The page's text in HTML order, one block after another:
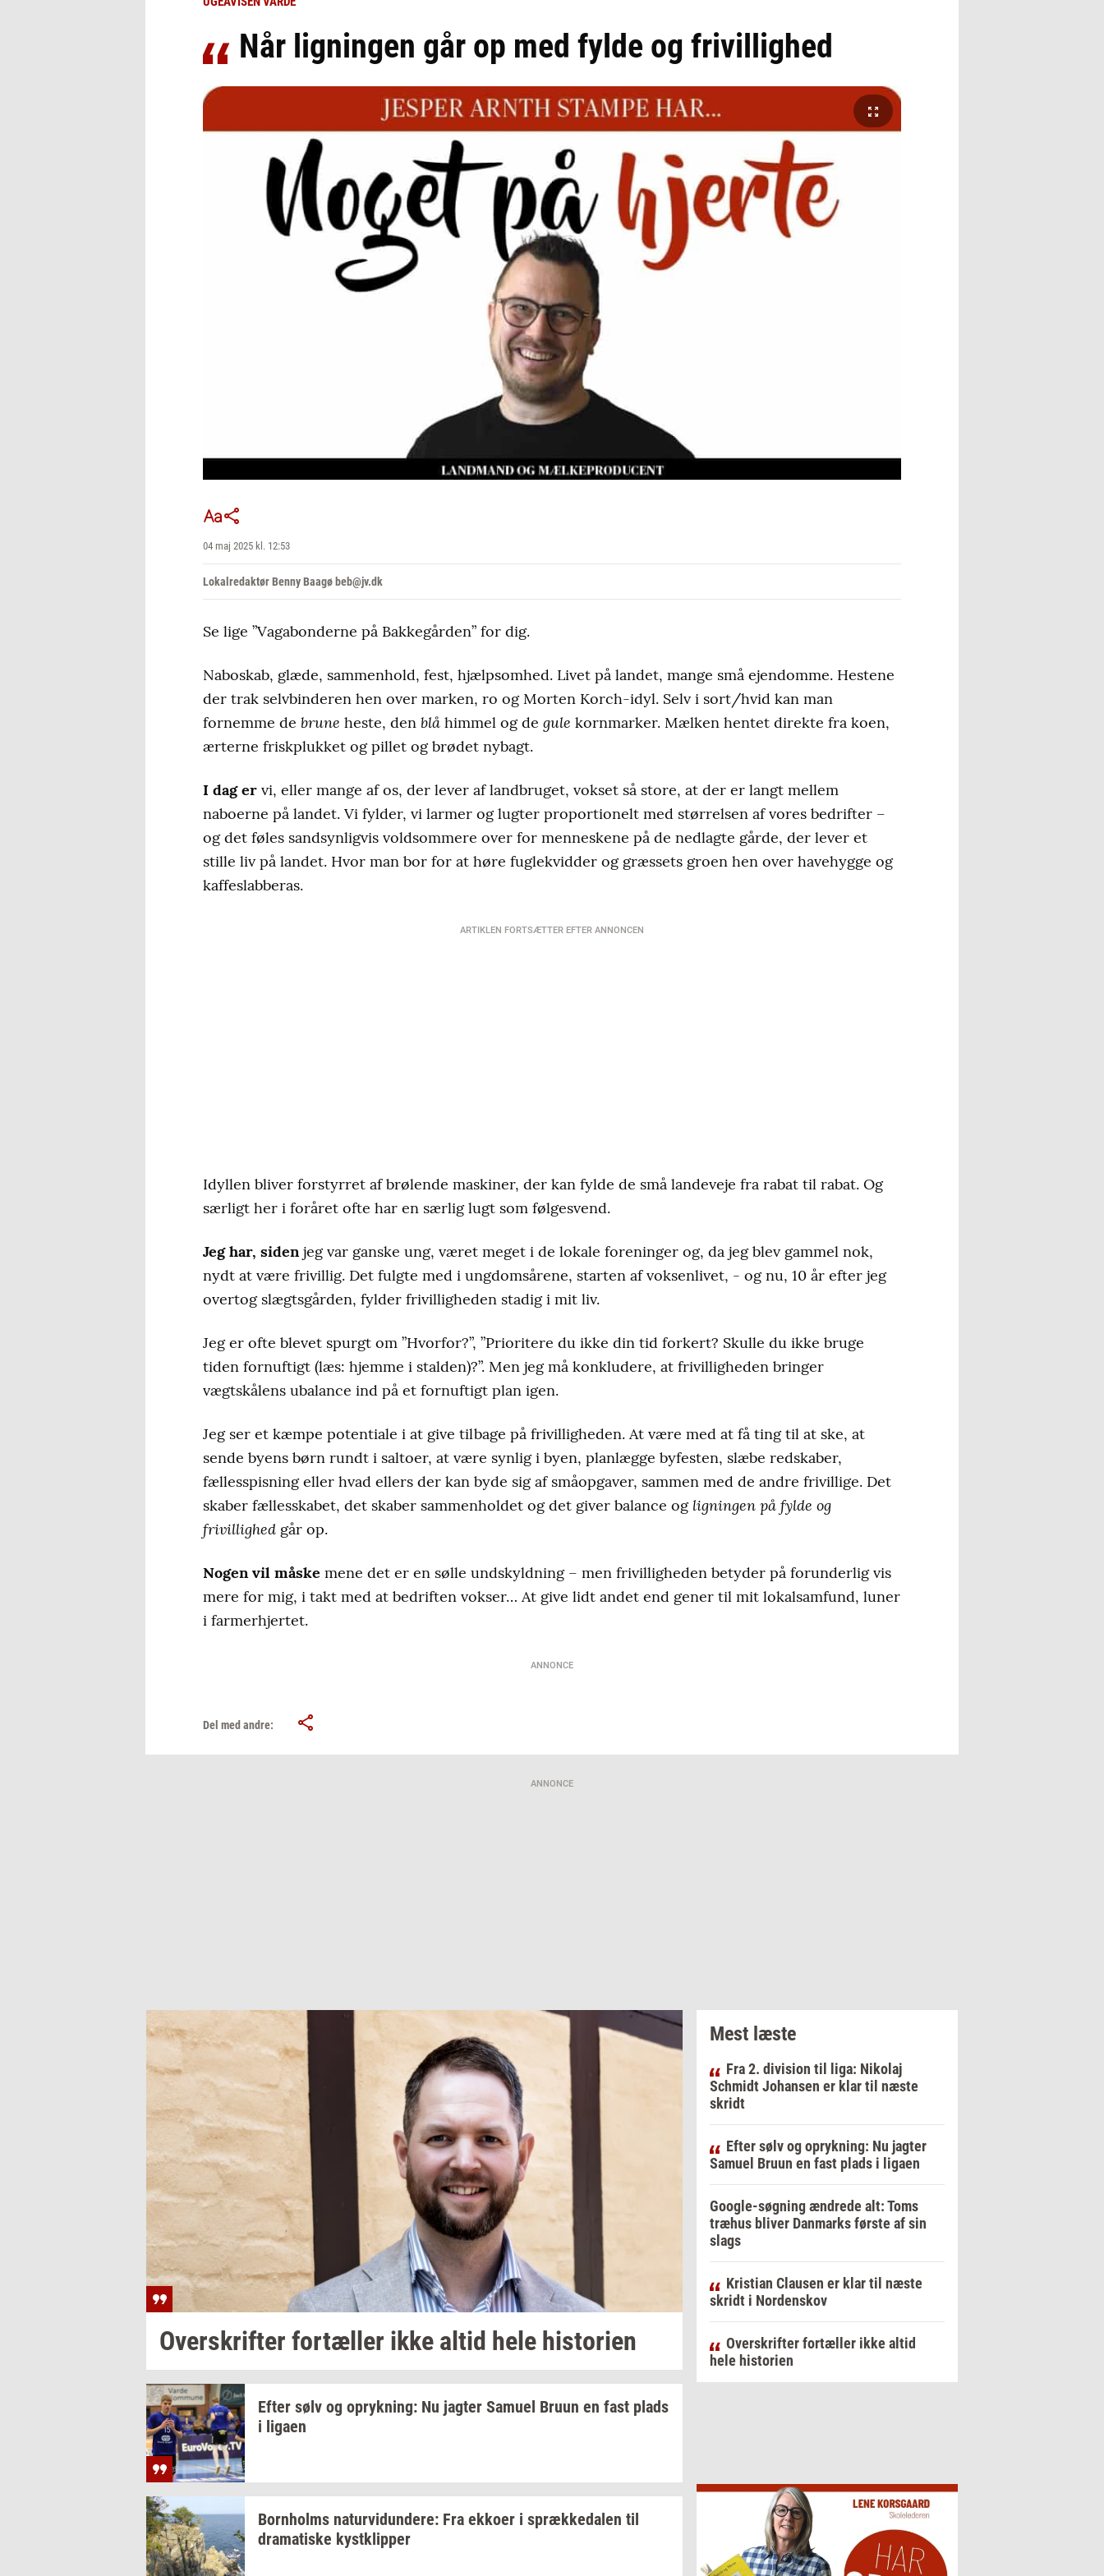
Når ligningen går op med fylde og frivillighed
04 maj 2025 kl. 12:53
Lokalredaktør Benny Baagø beb@jv.dk
Se lige ”Vagabonderne på Bakkegården” for dig.
Naboskab, glæde, sammenhold, fest, hjælpsomhed. Livet på landet, mange små ejendomme. Hestene
der trak selvbinderen hen over marken, ro og Morten Korch-idyl. Selv i sort/hvid kan man
fornemme de brune heste, den blå himmel og de gule kornmarker. Mælken hentet direkte fra koen,
ærterne friskplukket og pillet og brødet nybagt.
I dag er vi, eller mange af os, der lever af landbruget, vokset så store, at der er langt mellem
naboerne på landet. Vi fylder, vi larmer og lugter proportionelt med størrelsen af vores bedrifter –
og det føles sandsynligvis voldsommere over for menneskene på de nedlagte gårde, der lever et
stille liv på landet. Hvor man bor for at høre fuglekvidder og græssets groen hen over havehygge og
kaffeslabberas.
ARTIKLEN FORTSÆTTER EFTER ANNONCEN
Idyllen bliver forstyrret af brølende maskiner, der kan fylde de små landeveje fra rabat til rabat. Og
særligt her i foråret ofte har en særlig lugt som følgesvend.
Jeg har, sidenjeg var ganske ung, været meget i de lokale foreninger og, da jeg blev gammel nok,
nydt at være frivillig. Det fulgte med i ungdomsårene, starten af voksenlivet, - og nu, 10 år efter jeg
overtog slægtsgården, fylder frivilligheden stadig i mit liv.
Jeg er ofte blevet spurgt om ”Hvorfor?”, ”Prioritere du ikke din tid forkert? Skulle du ikke bruge
tiden fornuftigt (læs: hjemme i stalden)?”. Men jeg må konkludere, at frivilligheden bringer
vægtskålens ubalance ind på et fornuftigt plan igen.
Jeg ser et kæmpe potentiale i at give tilbage på frivilligheden. At være med at få ting til at ske, at
sende byens børn rundt i saltoer, at være synlig i byen, planlægge byfesten, slæbe redskaber,
fællesspisning eller hvad ellers der kan byde sig af småopgaver, sammen med de andre frivillige. Det
skaber fællesskabet, det skaber sammenholdet og det giver balance og ligningen på fylde og
frivillighed går op.
Nogen vil måske mene det er en sølle undskyldning – men frivilligheden betyder på forunderlig vis
mere for mig, i takt med at bedriften vokser… At give lidt andet end gener til mit lokalsamfund, luner
i farmerhjertet.
ANNONCE
Del med andre:
ANNONCE
Over­skrif­ter for­tæl­ler ikke altid hele hi­sto­ri­en
Efter sølv og op­ryk­ning: Nu jag­ter Samu­el Bruun en fast plads
i liga­en
Born­holms na­tur­vi­dun­de­re: Fra ek­ko­er i spræk­ke­da­len til
dra­ma­ti­ske kyst­klip­per
Mest læste
Fra 2. division til liga: Nikolaj
Schmidt Johansen er klar til næste
skridt
Efter sølv og oprykning: Nu jagter
Samuel Bruun en fast plads i ligaen
Google-søgning ændrede alt: Toms
træhus bliver Danmarks første af sin
slags
Kristian Clausen er klar til næste
skridt i Nordenskov
Overskrifter fortæller ikke altid
hele historien